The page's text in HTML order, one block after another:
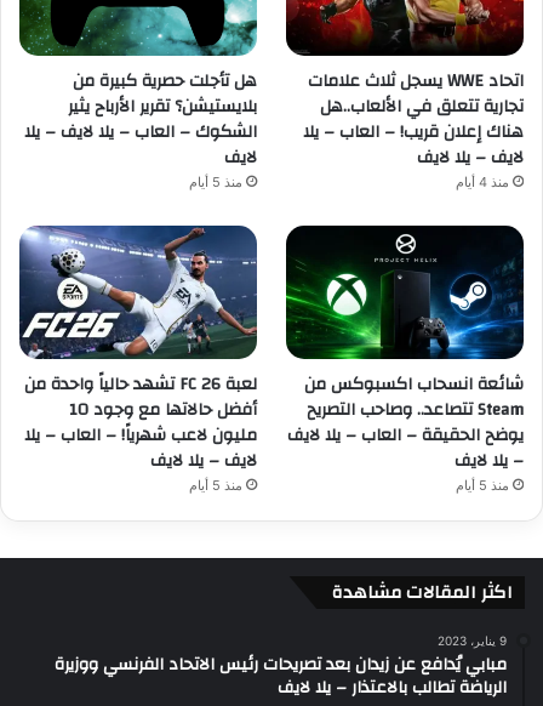
اتحاد WWE يسجل ثلاث علامات
تجارية تتعلق في الألعاب..هل
هناك إعلان قريب! – العاب – يلا
لايف – يلا لايف
منذ 4 أيام
هل تأجلت حصرية كبيرة من
بلايستيشن؟ تقرير الأرباح يثير
الشكوك – العاب – يلا لايف – يلا
لايف
منذ 5 أيام
شائعة انسحاب اكسبوكس من
Steam تتصاعد.. وصاحب التصريح
يوضح الحقيقة – العاب – يلا لايف
– يلا لايف
منذ 5 أيام
لعبة FC 26 تشهد حالياً واحدة من
أفضل حالاتها مع وجود 10
مليون لاعب شهرياً! – العاب – يلا
لايف – يلا لايف
منذ 5 أيام
اكثر المقالات مشاهدة
9 يناير، 2023
مبابي يُدافع عن زيدان بعد تصريحات رئيس الاتحاد الفرنسي ووزيرة
الرياضة تطالب بالاعتذار – يلا لايف